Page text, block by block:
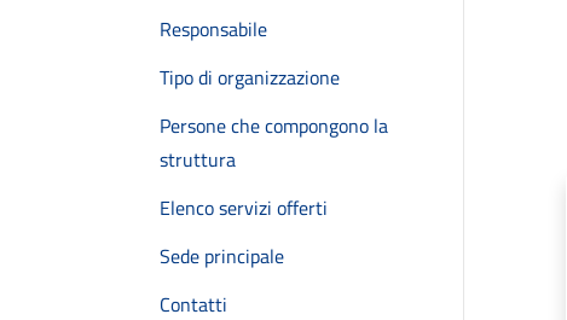
Responsabile
Tipo di organizzazione
Persone che compongono la
struttura
Elenco servizi offerti
Sede principale
Contatti